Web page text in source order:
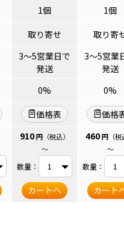
1個
1個
取り寄せ
取り寄
3～5営業日で
発送
3～5営業
発送
0%
0%
価格表
価格
910円 （税込）
～
数量：
カートへ
460円 （
～
数量：
カート